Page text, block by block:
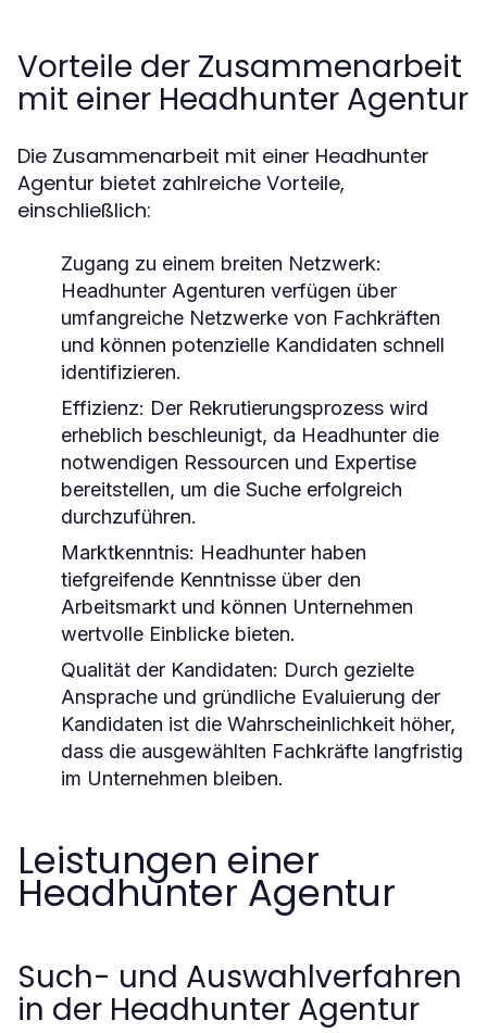
Vorteile der Zusammenarbeit
mit einer Headhunter Agentur
Die Zusammenarbeit mit einer Headhunter
Agentur bietet zahlreiche Vorteile,
einschließlich:
Zugang zu einem breiten Netzwerk:
Headhunter Agenturen verfügen über
umfangreiche Netzwerke von Fachkräften
und können potenzielle Kandidaten schnell
identifizieren.
Effizienz: Der Rekrutierungsprozess wird
erheblich beschleunigt, da Headhunter die
notwendigen Ressourcen und Expertise
bereitstellen, um die Suche erfolgreich
durchzuführen.
Marktkenntnis: Headhunter haben
tiefgreifende Kenntnisse über den
Arbeitsmarkt und können Unternehmen
wertvolle Einblicke bieten.
Qualität der Kandidaten: Durch gezielte
Ansprache und gründliche Evaluierung der
Kandidaten ist die Wahrscheinlichkeit höher,
dass die ausgewählten Fachkräfte langfristig
im Unternehmen bleiben.
Leistungen einer
Headhunter Agentur
Such- und Auswahlverfahren
in der Headhunter Agentur